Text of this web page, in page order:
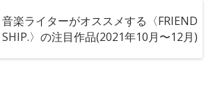
音楽ライターがオススメする〈FRIEND
SHIP.〉の注目作品(2021年10月〜12月)